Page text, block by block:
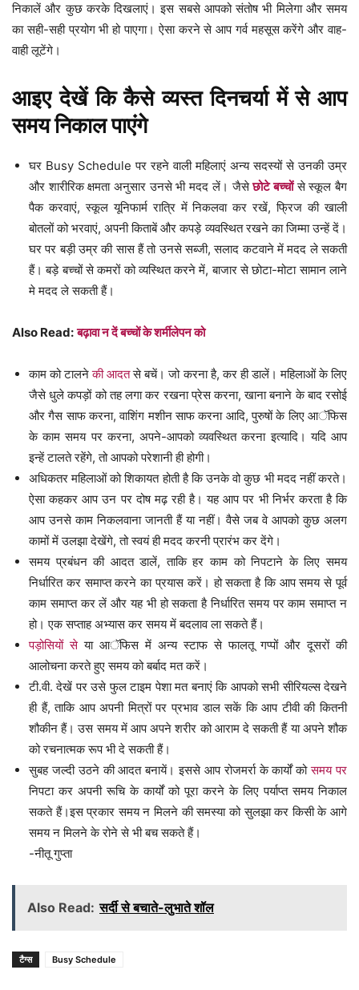
निकालें और कुछ करके दिखलाएं। इस सबसे आपको संतोष भी मिलेगा और समय
का सही-सही प्रयोग भी हो पाएगा। ऐसा करने से आप गर्व महसूस करेंगे और वाह-
वाही लूटेंगे।
आइए देखें कि कैसे व्यस्त दिनचर्या में से आप
समय निकाल पाएंगे
घर Busy Schedule पर रहने वाली महिलाएं अन्य सदस्यों से उनकी उम्र
और शारीरिक क्षमता अनुसार उनसे भी मदद लें। जैसेछोटे बच्चोंसे स्कूल बैग
पैक करवाएं, स्कूल यूनिफार्म रात्रि में निकलवा कर रखें, फ्रिज की खाली
बोतलों को भरवाएं, अपनी किताबें और कपड़े व्यवस्थित रखने का जिम्मा उन्हें दें।
घर पर बड़ी उम्र की सास हैं तो उनसे सब्जी, सलाद कटवाने में मदद ले सकती
हैं। बड़े बच्चों से कमरों को व्यस्थित करने में, बाजार से छोटा-मोटा सामान लाने
मे मदद ले सकती हैं।
Also Read: बढ़ावा न दें बच्चों के शर्मीलेपन को
काम को टालनेकी आदतसे बचें। जो करना है, कर ही डालें। महिलाओं के लिए
जैसे धुले कपड़ों को तह लगा कर रखना प्रेस करना, खाना बनाने के बाद रसोई
और गैस साफ करना, वाशिंग मशीन साफ करना आदि, पुरुषों के लिए आॅफिस
के काम समय पर करना, अपने-आपको व्यवस्थित करना इत्यादि। यदि आप
इन्हें टालते रहेंगे, तो आपको परेशानी ही होगी।
अधिकतर महिलाओं को शिकायत होती है कि उनके वो कुछ भी मदद नहीं करते।
ऐसा कहकर आप उन पर दोष मढ़ रही है। यह आप पर भी निर्भर करता है कि
आप उनसे काम निकलवाना जानती हैं या नहीं। वैसे जब वे आपको कुछ अलग
कामों में उलझा देखेंगे, तो स्वयं ही मदद करनी प्रारंभ कर देंगे।
समय प्रबंधन की आदत डालें, ताकि हर काम को निपटाने के लिए समय
निर्धारित कर समाप्त करने का प्रयास करें। हो सकता है कि आप समय से पूर्व
काम समाप्त कर लें और यह भी हो सकता है निर्धारित समय पर काम समाप्त न
हो। एक सप्ताह अभ्यास कर समय में बदलाव ला सकते हैं।
पड़ोसियों सेया आॅफिस में अन्य स्टाफ से फालतू गप्पों और दूसरों की
आलोचना करते हुए समय को बर्बाद मत करें।
टी.वी. देखें पर उसे फुल टाइम पेशा मत बनाएं कि आपको सभी सीरियल्स देखने
ही हैं, ताकि आप अपनी मित्रों पर प्रभाव डाल सकें कि आप टीवी की कितनी
शौकीन हैं। उस समय में आप अपने शरीर को आराम दे सकती हैं या अपने शौक
को रचनात्मक रूप भी दे सकती हैं।
सुबह जल्दी उठने की आदत बनायें। इससे आप रोजमर्रा के कार्यों कोसमय पर
निपटा कर अपनी रूचि के कार्यों को पूरा करने के लिए पर्याप्त समय निकाल
सकते हैं।इस प्रकार समय न मिलने की समस्या को सुलझा कर किसी के आगे
समय न मिलने के रोने से भी बच सकते हैं।
-नीतू गुप्ता
Also Read: सर्दी से बचाते-लुभाते शॉल
टैग्स Busy Schedule